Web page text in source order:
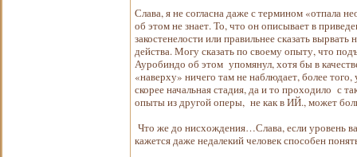
Слава, я не согласна даже с термином «отпала
об этом не знает. То, что он описывает в
закостенелости или правильнее сказать
действа. Могу сказать по своему опыту, что
Ауробиндо об этом упомянул, хотя бы в
«наверху» ничего там не наблюдает, более
скорее начальная стадия, да и то проходило с
опыты из другой оперы, не как в ИЙ., может
Что же до нисхождения…Слава, если уровень
кажется даже недалекий человек способен